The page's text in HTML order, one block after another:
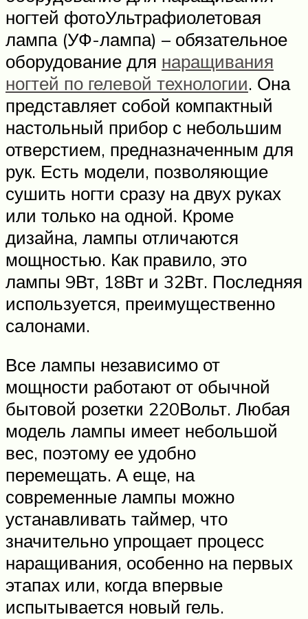
ногтей фотоУльтрафиолетовая
лампа (УФ-лампа) – обязательное
оборудование для наращивания
ногтей по гелевой технологии. Она
представляет собой компактный
настольный прибор с небольшим
отверстием, предназначенным для
рук. Есть модели, позволяющие
сушить ногти сразу на двух руках
или только на одной. Кроме
дизайна, лампы отличаются
мощностью. Как правило, это
лампы 9Вт, 18Вт и 32Вт. Последняя
используется, преимущественно
салонами.
Все лампы независимо от
мощности работают от обычной
бытовой розетки 220Вольт. Любая
модель лампы имеет небольшой
вес, поэтому ее удобно
перемещать. А еще, на
современные лампы можно
устанавливать таймер, что
значительно упрощает процесс
наращивания, особенно на первых
этапах или, когда впервые
испытывается новый гель.